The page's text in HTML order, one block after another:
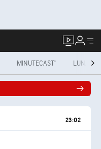
MINUTECAST® LUNAR
23:02